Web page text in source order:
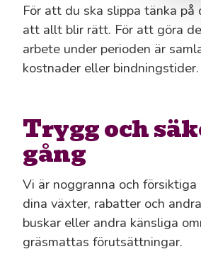
För att du ska slippa tänka
att allt blir rätt. För att göra
arbete under perioden är
kostnader eller bindningstider.
Trygg och
gång
Vi är noggranna och
dina växter, rabatter och
buskar eller andra känsliga
gräsmattas förutsättningar.